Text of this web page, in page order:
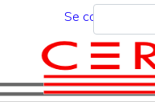
Menu
Se connecter
Rechercher